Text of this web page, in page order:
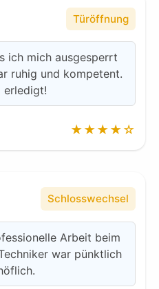
Türöffnung
ich mich ausgesperrt
ruhig und kompetent.
erledigt!
★★★★☆
Schlosswechsel
Arbeit beim
war pünktlich